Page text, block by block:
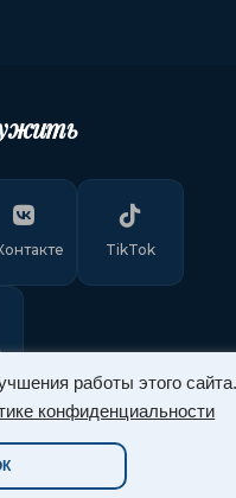
работы этого сайта.
конфиденциальности
TikTok